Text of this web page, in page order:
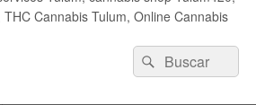
Cannabis Tulum, Online Cannabis
Buscar
por:
Buscar